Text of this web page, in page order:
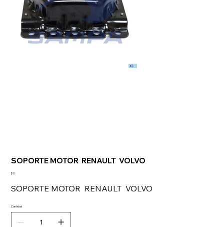
SOPORTE MOTOR RENAULT VOLVO
Precio
$ 0
SOPORTE MOTOR RENAULT VOLVO
Cantidad